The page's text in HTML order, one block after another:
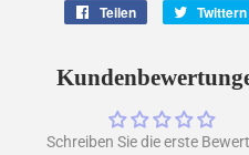
Teilen Twittern
Schreiben Sie die erste